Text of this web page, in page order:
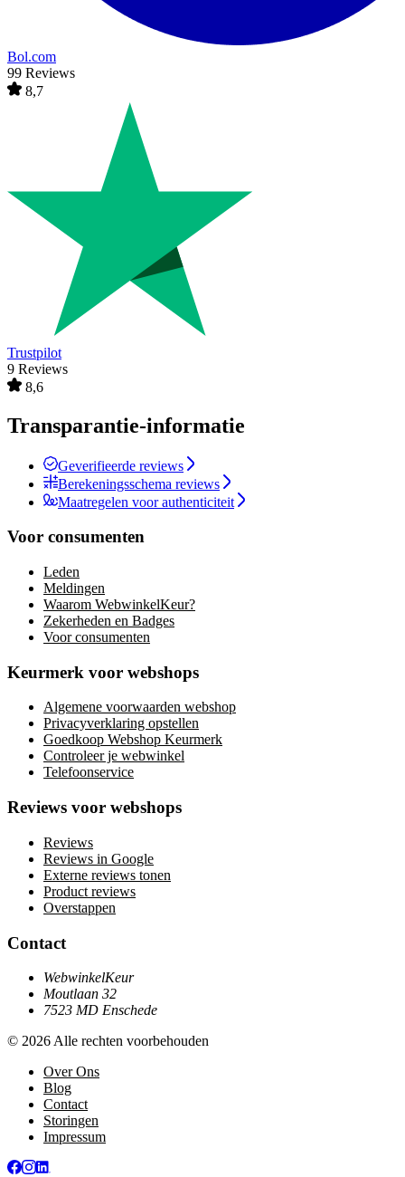
Bol.com
99 Reviews
8,7
Trustpilot
9 Reviews
8,6
Transparantie-informatie
Geverifieerde reviews
Berekeningsschema reviews
Maatregelen voor authenticiteit
Voor consumenten
Leden
Meldingen
Waarom WebwinkelKeur?
Zekerheden en Badges
Voor consumenten
Keurmerk voor webshops
Algemene voorwaarden webshop
Privacyverklaring opstellen
Goedkoop Webshop Keurmerk
Controleer je webwinkel
Telefoonservice
Reviews voor webshops
Reviews
Reviews in Google
Externe reviews tonen
Product reviews
Overstappen
Contact
WebwinkelKeur
Moutlaan 32
7523 MD Enschede
© 2026 Alle rechten voorbehouden
Over Ons
Blog
Contact
Storingen
Impressum